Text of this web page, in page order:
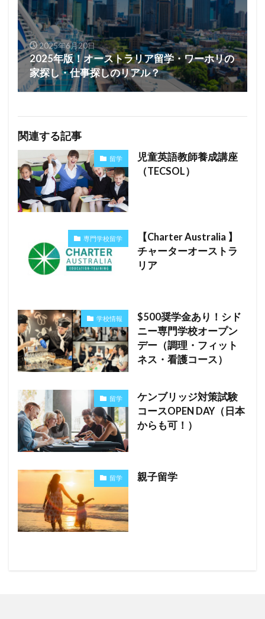
2025年6月20日
2025年版！オーストラリア留学・ワーホリの
家探し・仕事探しのリアル？
関連する記事
留学
児童英語教師養成講座
（TECSOL）
専門学校留学
【Charter Australia 】
チャーターオーストラ
リア
学校情報
$500奨学金あり！シド
ニー専門学校オープン
デー（調理・フィット
ネス・看護コース）
留学
ケンブリッジ対策試験
コースOPEN DAY（日本
からも可！）
留学 親子留学